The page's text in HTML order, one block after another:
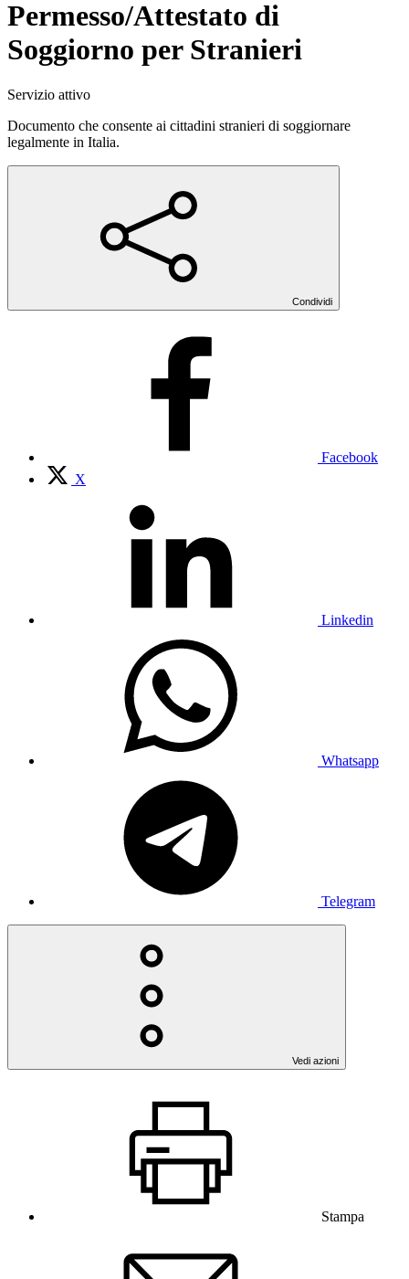
Permesso/Attestato di
Soggiorno per Stranieri
Servizio attivo
Documento che consente ai cittadini stranieri di soggiornare
legalmente in Italia.
Condividi
Facebook
X
Linkedin
Whatsapp
Telegram
Vedi azioni
Stampa